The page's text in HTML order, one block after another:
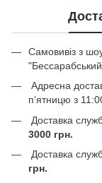
Самовивіз з
Адресна
п’ятницю з
Доставка
3000 грн.
Доставка
грн.